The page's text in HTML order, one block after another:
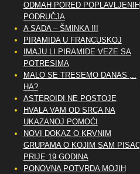
ODMAH PORED POPLAVLJENIH
PODRUČJA
A SADA – ŠMINKA !!!
PIRAMIDA U FRANCUSKOJ
IMAJU LI PIRAMIDE VEZE SA
POTRESIMA
MALO SE TRESEMO DANAS ,..
HA?
ASTEROIDI NE POSTOJE
HVALA VAM OD SRCA NA
UKAZANOJ POMOĆI
NOVI DOKAZ O KRVNIM
GRUPAMA O KOJIM SAM PISAO
PRIJE 19 GODINA
PONOVNA POTVRDA MOJIH